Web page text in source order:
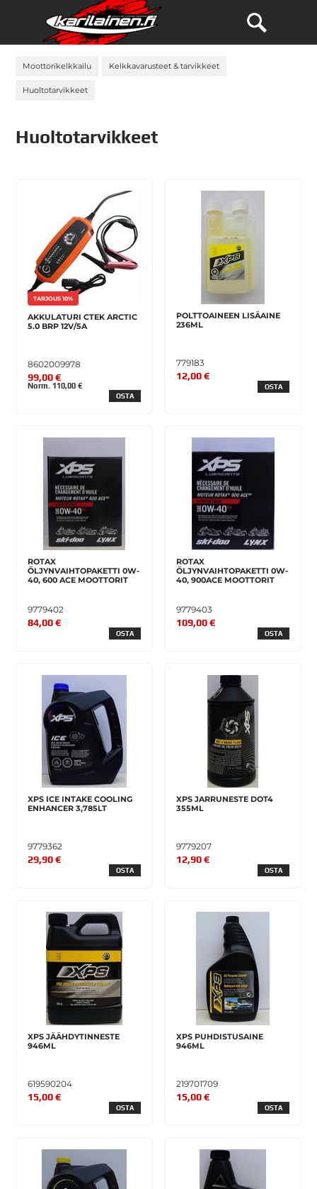
Moottorikelkkailu Kelkkavarusteet & tarvikkeet
Huoltotarvikkeet
Huoltotarvikkeet
TARJOUS 10%
AKKULATURI CTEK ARCTIC
5.0 BRP 12V/5A
8602009978
99,00 €
Norm. 110,00 €
OSTA
POLTTOAINEEN LISÄAINE
236ML
779183
12,00 €
OSTA
ROTAX
ÖLJYNVAIHTOPAKETTI 0W-
40, 600 ACE MOOTTORIT
9779402
84,00 €
OSTA
ROTAX
ÖLJYNVAIHTOPAKETTI 0W-
40, 900ACE MOOTTORIT
9779403
109,00 €
OSTA
XPS ICE INTAKE COOLING
ENHANCER 3,785LT
9779362
29,90 €
OSTA
XPS JARRUNESTE DOT4
355ML
9779207
12,90 €
OSTA
XPS JÄÄHDYTINNESTE
946ML
619590204
15,00 €
OSTA
XPS PUHDISTUSAINE
946ML
219701709
15,00 €
OSTA